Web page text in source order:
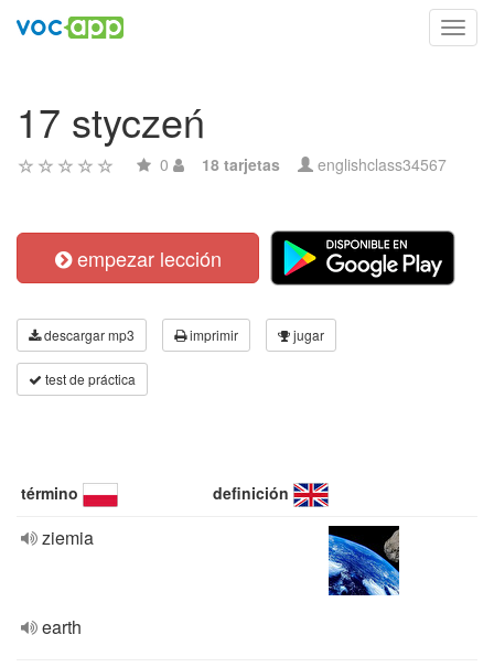
17 styczeń
0 18 tarjetas englishclass34567
empezar lección
descargar mp3 imprimir jugar
test de práctica
término definición
ziemia
earth